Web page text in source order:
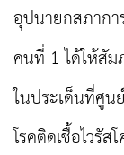
อุปนายกสภาก
คนที่ 1 ได้ให้สั
ในประเด็นที่ศู
โรคติดเชื้อไวรัส